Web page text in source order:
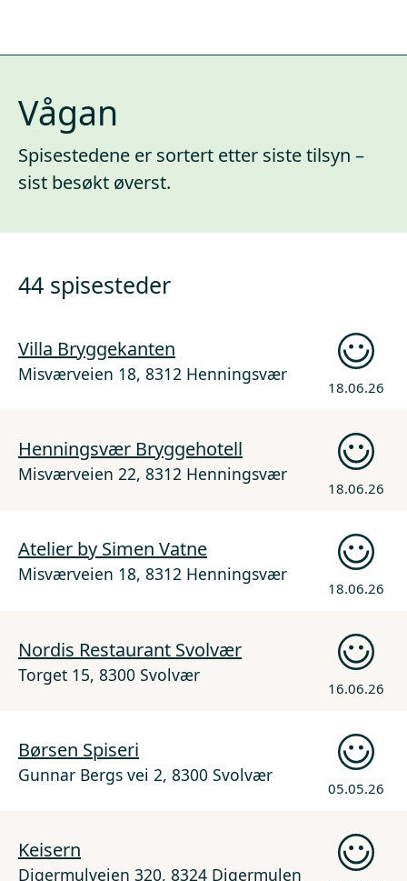
Vågan
Spisestedene er sortert etter siste tilsyn –
sist besøkt øverst.
44 spisesteder
Villa Bryggekanten
Misværveien 18, 8312 Henningsvær
18.06.26
Henningsvær Bryggehotell
Misværveien 22, 8312 Henningsvær
18.06.26
Atelier by Simen Vatne
Misværveien 18, 8312 Henningsvær
18.06.26
Nordis Restaurant Svolvær
Torget 15, 8300 Svolvær
16.06.26
Børsen Spiseri
Gunnar Bergs vei 2, 8300 Svolvær
05.05.26
Keisern
Digermulveien 320, 8324 Digermulen